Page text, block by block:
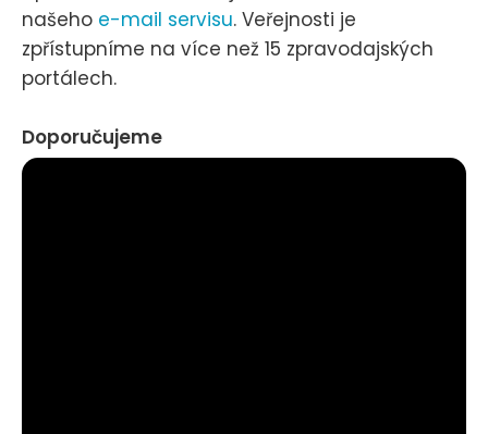
našeho e-mail servisu. Veřejnosti je
zpřístupníme na více než 15 zpravodajských
portálech.
Doporučujeme